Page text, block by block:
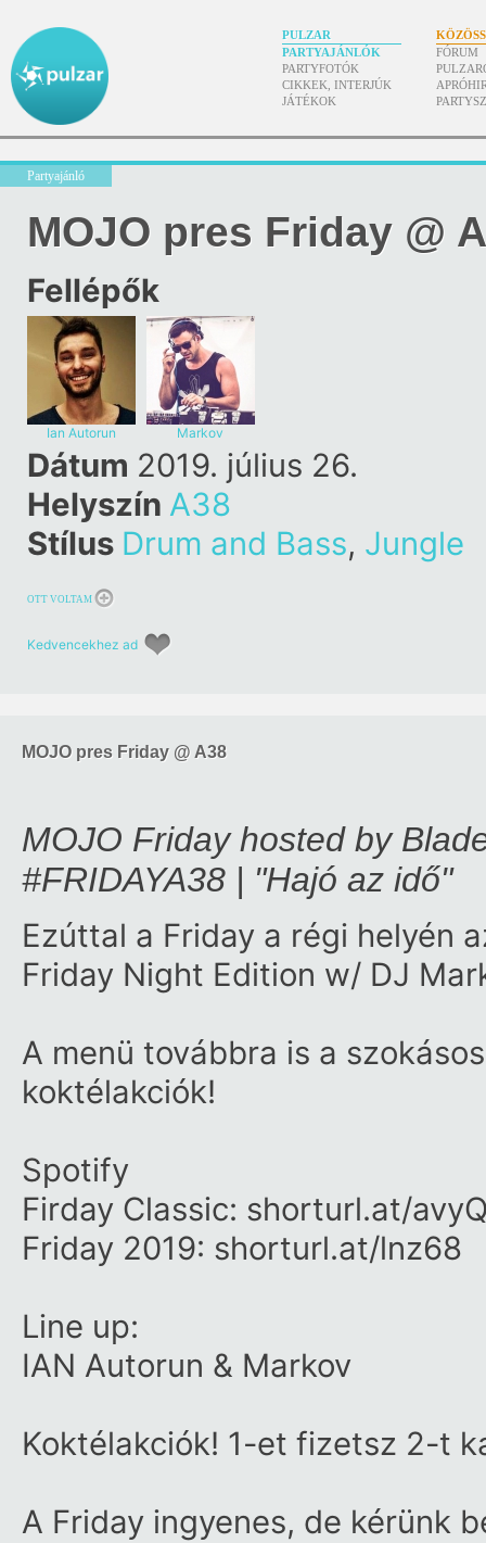
PULZAR
PARTYAJÁNLÓK
PARTYFOTÓK
CIKKEK, INTERJÚK
JÁTÉKOK
FÓRUM
Partyajánló
MOJO pres Friday @
Fellépők
Ian Autorun Markov
Dátum 2019. július 26.
Helyszín A38
Stílus Drum and Bass, Jungle
OTT VOLTAM
Kedvencekhez ad
MOJO pres Friday @ A38
MOJO Friday hosted by
#FRIDAYA38 | "Hajó az idő"
Ezúttal a Friday a régi helyén
Friday Night Edition w/​ DJ
A menü továbbra is a
koktélakciók!
Spotify
Firday Classic: shorturl.at/​
Friday 2019: shorturl.at/​lnz68
Line up:
IAN Autorun & Markov
Koktélakciók! 1-et fizetsz 2-t
A Friday ingyenes, de kérünk